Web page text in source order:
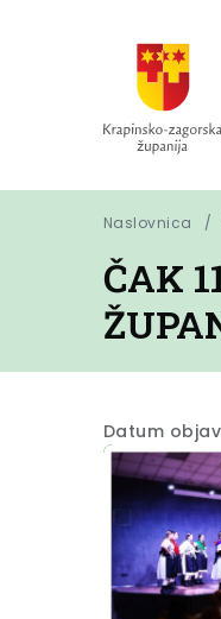
Naslovnica
ČAK
Datum